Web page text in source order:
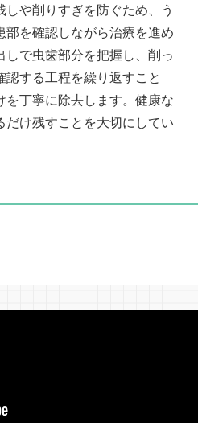
しや削りすぎを防ぐため、う
部を確認しながら治療を進め
しで虫歯部分を把握し、削っ
認する工程を繰り返すこと
を丁寧に除去します。健康な
だけ残すことを大切にしてい